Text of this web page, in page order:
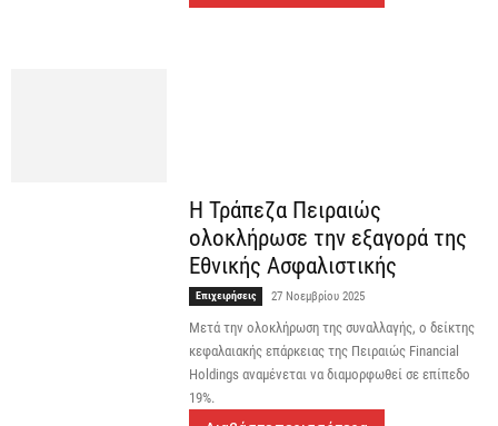
Η Τράπεζα Πειραιώς
ολοκλήρωσε την εξαγορά της
Εθνικής Ασφαλιστικής
Επιχειρήσεις 27 Νοεμβρίου 2025
Μετά την ολοκλήρωση της συναλλαγής, ο δείκτης
κεφαλαιακής επάρκειας της Πειραιώς Financial
Holdings αναμένεται να διαμορφωθεί σε επίπεδο
19%.